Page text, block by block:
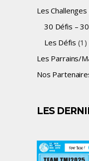
Les Challenges
30 Défis –
Les Défis (1)
Les Parrains/
Nos
LES